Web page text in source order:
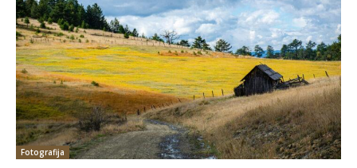
Fotografija